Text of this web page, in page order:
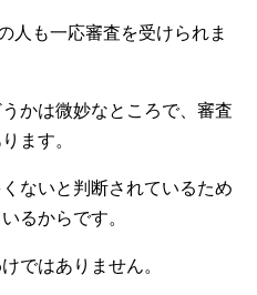
人も一応審査を受けられま
かは微妙なところで、審査
ます。
ないと判断されているため
るからです。
ではありません。